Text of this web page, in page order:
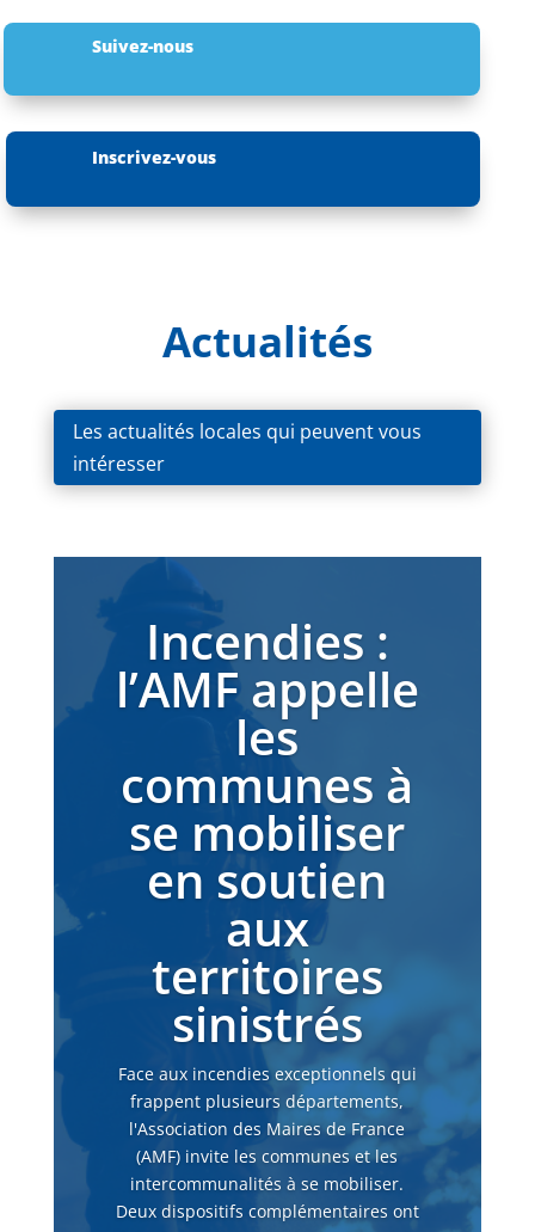
Suivez-nous
Inscrivez-vous
Actualités
Les actualités locales qui peuvent vous
intéresser
Incendies :
l’AMF appelle
les
communes à
se mobiliser
en soutien
aux
territoires
sinistrés
Face aux incendies exceptionnels qui
frappent plusieurs départements,
l'Association des Maires de France
(AMF) invite les communes et les
intercommunalités à se mobiliser.
Deux dispositifs complémentaires ont